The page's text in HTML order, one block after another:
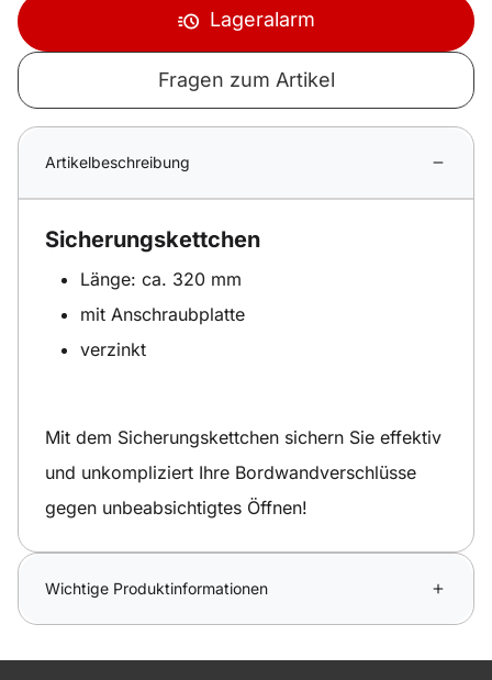
Lageralarm
Fragen zum Artikel
Artikelbeschreibung
Sicherungskettchen
Länge: ca. 320 mm
mit Anschraubplatte
verzinkt
Mit dem Sicherungskettchen sichern Sie effektiv
und unkompliziert Ihre Bordwandverschlüsse
gegen unbeabsichtigtes Öffnen!
Wichtige Produktinformationen